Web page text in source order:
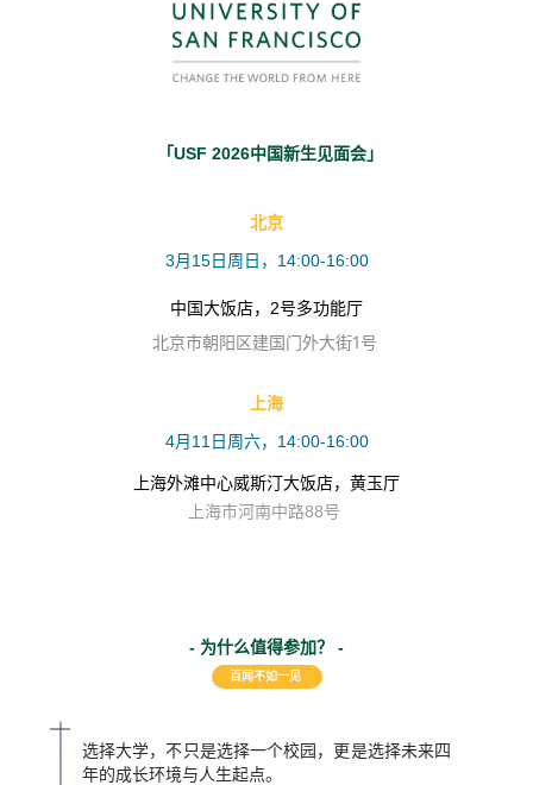
「USF 2026中国新生见面会」
北京
3月15日周日，14:00-16:00
中国大饭店， 2号多功能厅
北京市朝阳区建国门外大街1号
上海
4月11日周六，14:00-16:00
上海外滩中心威斯汀大饭店，黄玉厅
上海市河南中路88号
- 为什么值得参加？ -
百闻不如一见
选择大学，不只是选择一个校园，更是选择未来四
年的成长环境与人生起点。